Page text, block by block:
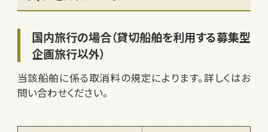
国内旅行の場合（貸切船舶を利用する募集型
企画旅行以外）
当該船舶に係る取消料の規定によります。詳しくはお
問い合わせください。